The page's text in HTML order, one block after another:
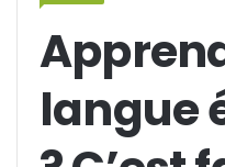
langue